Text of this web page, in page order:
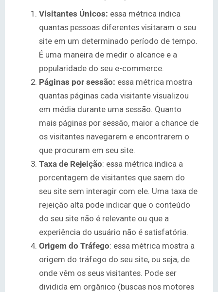
Visitantes Únicos: essa métrica indica
quantas pessoas diferentes visitaram o seu
site em um determinado período de tempo.
É uma maneira de medir o alcance e a
popularidade do seu e-commerce.
Páginas por sessão: essa métrica mostra
quantas páginas cada visitante visualizou
em média durante uma sessão. Quanto
mais páginas por sessão, maior a chance de
os visitantes navegarem e encontrarem o
que procuram em seu site.
Taxa de Rejeição: essa métrica indica a
porcentagem de visitantes que saem do
seu site sem interagir com ele. Uma taxa de
rejeição alta pode indicar que o conteúdo
do seu site não é relevante ou que a
experiência do usuário não é satisfatória.
Origem do Tráfego: essa métrica mostra a
origem do tráfego do seu site, ou seja, de
onde vêm os seus visitantes. Pode ser
dividida em orgânico (buscas nos motores